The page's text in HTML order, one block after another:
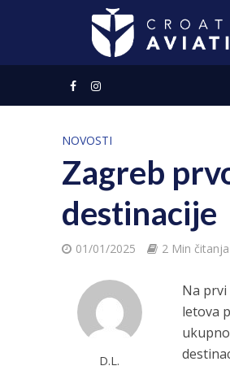
NOVOSTI
Zagreb
destinacije
01/01/2025 2 Min čitanja
D.L.
Na prvi
letova